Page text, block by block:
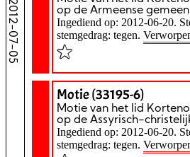
2012-07-05
op de Armeense
Ingediend op: 2012-06-20.
stemgedrag: tegen.
Motie (33195-6)
Motie van het lid
op de Assyrisch-
Ingediend op: 2012-06-20.
stemgedrag: tegen.